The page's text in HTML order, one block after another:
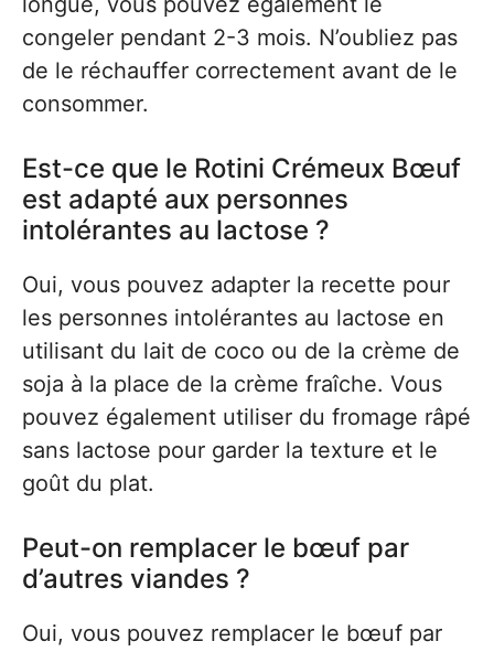
congeler pendant 2-3 mois. N’oubliez pas
de le réchauffer correctement avant de le
consommer.
Est-ce que le Rotini Crémeux Bœuf
est adapté aux personnes
intolérantes au lactose ?
Oui, vous pouvez adapter la recette pour
les personnes intolérantes au lactose en
utilisant du lait de coco ou de la crème de
soja à la place de la crème fraîche. Vous
pouvez également utiliser du fromage râpé
sans lactose pour garder la texture et le
goût du plat.
Peut-on remplacer le bœuf par
d’autres viandes ?
Oui, vous pouvez remplacer le bœuf par